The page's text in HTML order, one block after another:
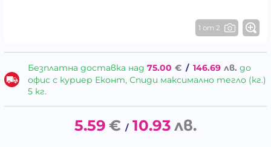
1 от 2
Безплатна доставка над 75.00 € / 146.69 лв. до
офис с куриер Еконт, Спиди максимално тегло (кг.)
5 кг.
5.59 € / 10.93 лв.